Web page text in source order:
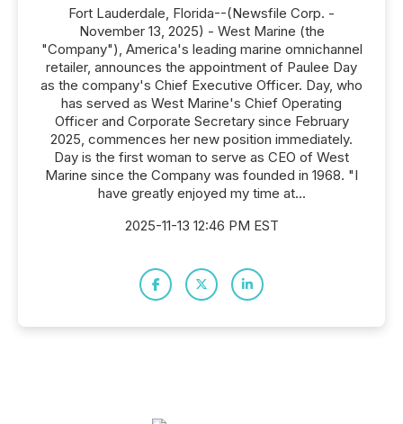
Fort Lauderdale, Florida--(Newsfile Corp. -
November 13, 2025) - West Marine (the
"Company"), America's leading marine omnichannel
retailer, announces the appointment of Paulee Day
as the company's Chief Executive Officer. Day, who
has served as West Marine's Chief Operating
Officer and Corporate Secretary since February
2025, commences her new position immediately.
Day is the first woman to serve as CEO of West
Marine since the Company was founded in 1968. "I
have greatly enjoyed my time at...
2025-11-13 12:46 PM EST